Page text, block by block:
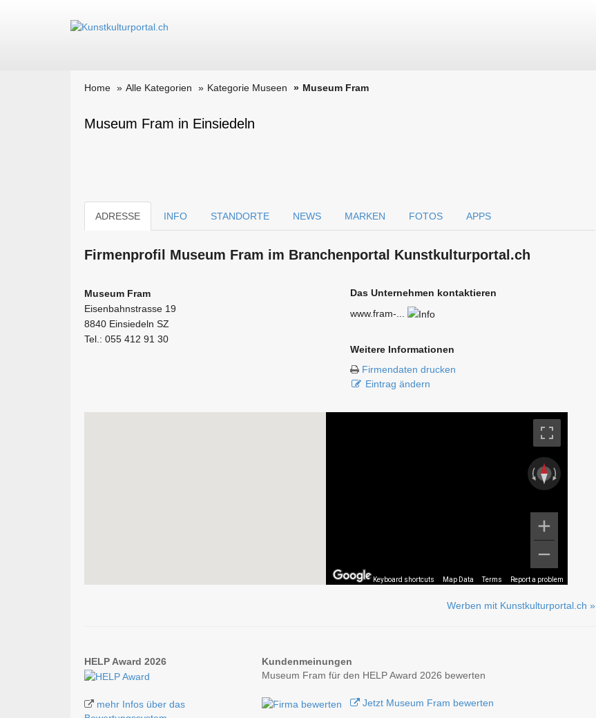
Home Alle Kategorien Kategorie Museen Museum Fram
Museum Fram in Einsiedeln
ADRESSE INFO STANDORTE NEWS MARKEN FOTOS APPS
Firmen­profil Museum Fram im Branchen­portal Kunstkulturportal.ch
Museum Fram
Eisenbahnstrasse 19
8840 Einsiedeln SZ
Tel.: 055 412 91 30
Das Unternehmen kontaktieren
www.fram-...
Weitere Informationen
Firmendaten drucken
Eintrag ändern
Keyboard shortcuts Map Data Terms Report a problem
Werben mit Kunstkulturportal.ch »
HELP Award 2026
mehr Infos über das
Kundenmeinungen
Museum Fram für den HELP Award 2026 bewerten
Jetzt Museum Fram bewerten